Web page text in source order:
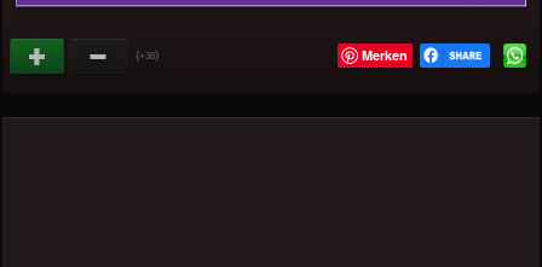
(+36) Merken